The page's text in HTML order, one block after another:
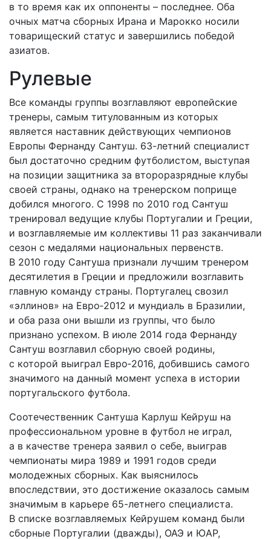
в то время как их оппоненты – последнее. Оба
очных матча сборных Ирана и Марокко носили
товарищеский статус и завершились победой
азиатов.
Рулевые
Все команды группы возглавляют европейские
тренеры, самым титулованным из которых
является наставник действу­ющих чемпионов
Европы Фернанду Сантуш. 63-летний специалист
был достаточно средним футболистом, выступая
на позиции защитника за второразрядные клубы
своей страны, однако на тренерском поприще
добился многого. С 1998 по 2010 год Сантуш
тренировал ведущие клубы Португалии и Греции,
и возглавляемые им коллективы 11 раз заканчивали
сезон с медалями национальных первенств.
В 2010 году Сантуша признали лучшим тренером
десятилетия в Греции и предложили возглавить
главную команду страны. Португалец свозил
«эллинов» на Евро‑2012 и мундиаль в Бразилии,
и оба раза они вышли из группы, что было
признано успехом. В июле 2014 года Фернанду
Сантуш возглавил сборную своей родины,
с которой выиграл Евро‑2016, добившись самого
значимого на данный момент успеха в истории
португальского футбола.
Соотечественник Сантуша Карлуш Кейруш на
профессиональном уровне в футбол не играл,
а в качестве тренера заявил о себе, выиграв
чемпионаты мира 1989 и 1991 годов среди
молодежных сборных. Как выяснилось
впоследствии, это достижение оказалось самым
значимым в карьере 65-летнего специалиста.
В списке возглавляемых Кейрушем команд были
сборные Португалии (дважды), ОАЭ и ЮАР,